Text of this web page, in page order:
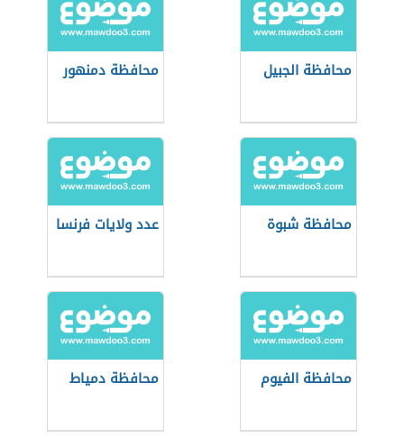
محافظة الجبيل محافظة دمنهور
محافظة شبوة عدد ولايات فرنسا
محافظة الفيوم محافظة دمياط